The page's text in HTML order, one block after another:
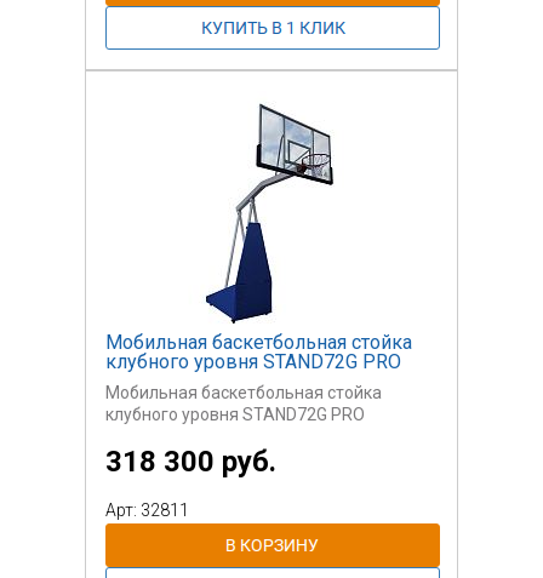
Мобильная баскетбольная стойка
клубного уровня STAND72G PRO
Мобильная баскетбольная стойка
клубного уровня STAND72G PRO
318 300 руб.
Арт: 32811